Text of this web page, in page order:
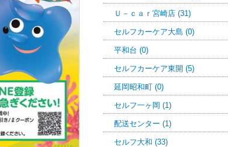
Ｕ－ｃａｒ宮崎店 (31)
セルフカーケア大島 (0)
平和台 (0)
セルフカーケア東開 (5)
延岡昭和町 (0)
セルフ一ヶ岡 (1)
配送センター (1)
セルフ大和 (33)